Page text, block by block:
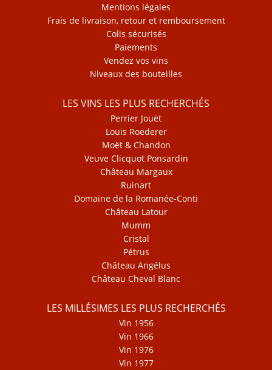
Mentions légales
Frais de livraison, retour et remboursement
Colis sécurisés
Paiements
Vendez vos vins
Niveaux des bouteilles
LES VINS LES PLUS RECHERCHÉS
Perrier Jouët
Louis Roederer
Moët & Chandon
Veuve Clicquot Ponsardin
Château Margaux
Ruinart
Domaine de la Romanée-Conti
Château Latour
Mumm
Cristal
Pétrus
Château Angélus
Château Cheval Blanc
LES MILLÉSIMES LES PLUS RECHERCHÉS
Vin 1956
Vin 1966
Vin 1976
Vin 1977